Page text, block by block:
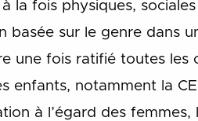
la fois physiques,
basée sur le genre dans
une fois ratifié toutes
enfants, notamment la
à l’égard des